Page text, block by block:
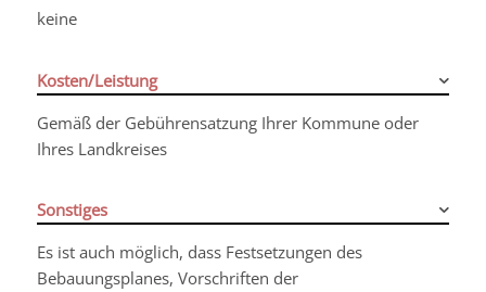
keine
Kosten/Leistung
Gemäß der Gebührensatzung Ihrer Kommune oder
Ihres Landkreises
Sonstiges
Es ist auch möglich, dass Festsetzungen des
Bebauungsplanes, Vorschriften der